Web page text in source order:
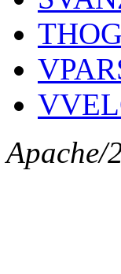
Apache/